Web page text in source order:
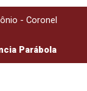
- Coronel
Parábola